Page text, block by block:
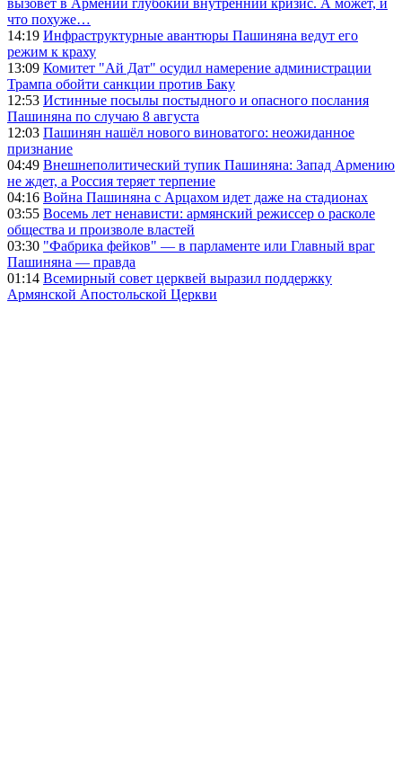
вызовет в Армении глубокий внутренний кризис. А может, и
что похуже…
14:19 Инфраструктурные авантюры Пашиняна ведут его
режим к краху
13:09 Комитет "Ай Дат" осудил намерение администрации
Трампа обойти санкции против Баку
12:53 Истинные посылы постыдного и опасного послания
Пашиняна по случаю 8 августа
12:03 Пашинян нашёл нового виноватого: неожиданное
признание
04:49 Внешнеполитический тупик Пашиняна: Запад Армению
не ждет, а Россия теряет терпение
04:16 Война Пашиняна с Арцахом идет даже на стадионах
03:55 Восемь лет ненависти: армянский режиссер о расколе
общества и произволе властей
03:30 "Фабрика фейков" — в парламенте или Главный враг
Пашиняна — правда
01:14 Всемирный совет церквей выразил поддержку
Армянской Апостольской Церкви